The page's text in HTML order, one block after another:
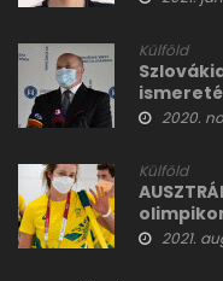
Külföld
2020.
Külföld
2021.